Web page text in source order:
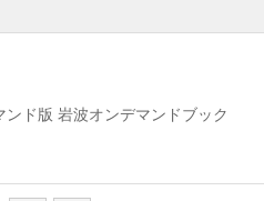
ンド版 岩波オンデマンドブック